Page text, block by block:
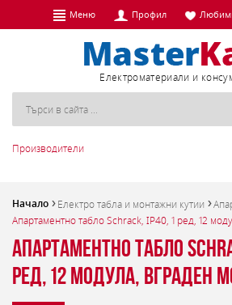
Меню Профил
Eлектроматериали и
Производители
Начало Електро табла и монтажни кутии
Апартаментно табло Schrack, IP40, 1 ред, 12
Апартаментно табло
ред, 12 модула, вграден